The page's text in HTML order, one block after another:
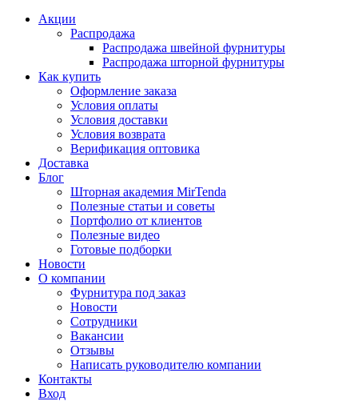
Акции
Распродажа
Распродажа швейной фурнитуры
Распродажа шторной фурнитуры
Как купить
Оформление заказа
Условия оплаты
Условия доставки
Условия возврата
Верификация оптовика
Доставка
Блог
Шторная академия MirTenda
Полезные статьи и советы
Портфолио от клиентов
Полезные видео
Готовые подборки
Новости
О компании
Фурнитура под заказ
Новости
Сотрудники
Вакансии
Отзывы
Написать руководителю компании
Контакты
Вход